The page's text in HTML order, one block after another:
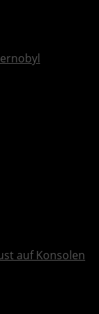
auf Konsolen